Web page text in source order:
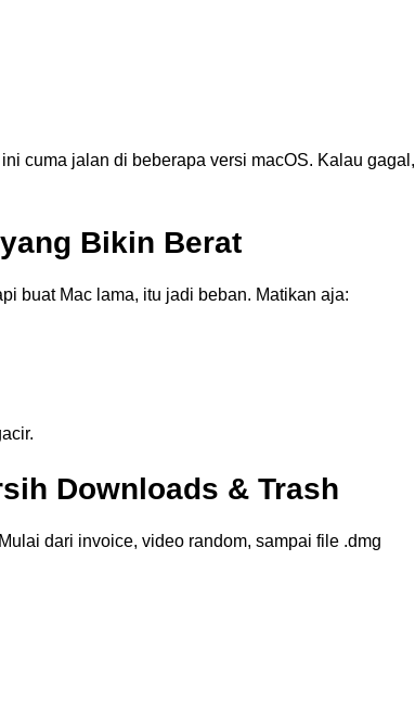
cuma jalan di beberapa versi macOS. Kalau gagal,
Bikin Berat
buat Mac lama, itu jadi beban. Matikan aja:
Downloads & Trash
dari invoice, video random, sampai file .dmg